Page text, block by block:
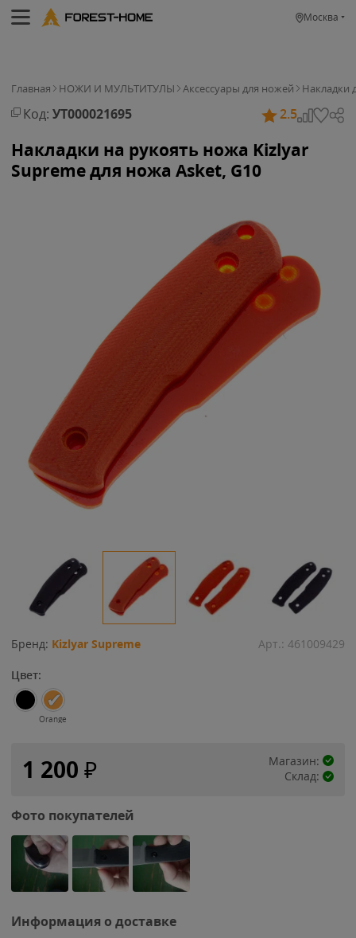
Москва
Главная НОЖИ И МУЛЬТИТУЛЫ Аксессуары для ножей Накладки
Код: УТ000021695 2.5
Накладки на рукоять ножа Kizlyar
Supreme для ножа Asket, G10
Бренд: Kizlyar Supreme Арт.: 461009429
Цвет:
Orange
1 200 ₽
Магазин:
Склад:
Фото покупателей
Информация о доставке